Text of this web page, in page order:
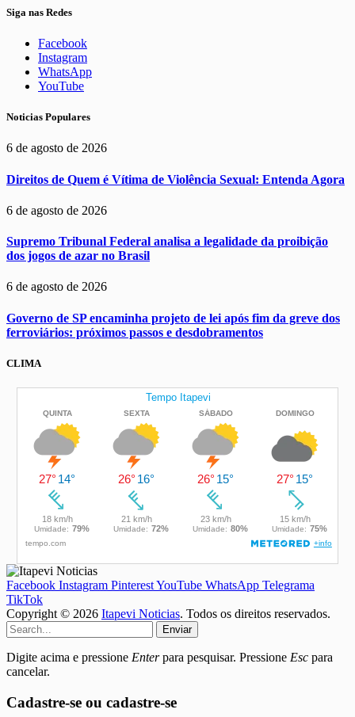
Siga nas Redes
Facebook
Instagram
WhatsApp
YouTube
Noticias Populares
6 de agosto de 2026
Direitos de Quem é Vítima de Violência Sexual: Entenda Agora
6 de agosto de 2026
Supremo Tribunal Federal analisa a legalidade da proibição
dos jogos de azar no Brasil
6 de agosto de 2026
Governo de SP encaminha projeto de lei após fim da greve dos
ferroviários: próximos passos e desdobramentos
CLIMA
Facebook Instagram PinterestYouTube WhatsApp Telegrama
TikTok
Copyright © 2026 Itapevi Noticias. Todos os direitos reservados.
Enviar
Digite acima e pressione Enterpara pesquisar. Pressione Esc para
cancelar.
Cadastre-se ou cadastre-se